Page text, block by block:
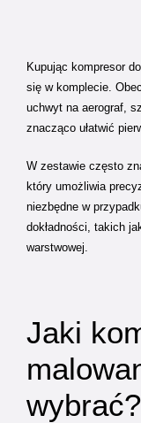
Kupując kompresor
się w komplecie.
uchwyt na aerograf,
znacząco ułatwić
W zestawie często
który umożliwia
niezbędne w
dokładności, takich
warstwowej.
Jaki